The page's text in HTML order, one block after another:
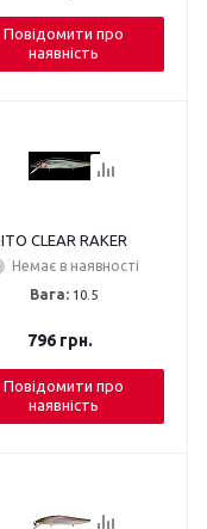
Повідомити про
наявність
ITO CLEAR RAKER
Немає в наявності
Вага: 10.5
796грн.
Повідомити про
наявність